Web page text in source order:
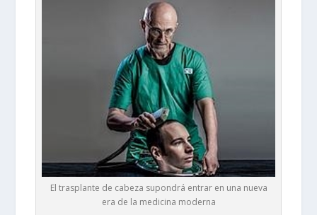
El trasplante de cabeza supondrá entrar en una nueva
era de la medicina moderna